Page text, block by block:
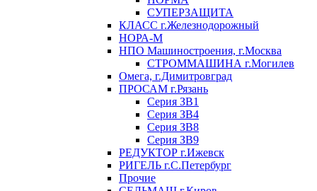
СУПЕРЗАЩИТА
КЛАСС г.Железнодорожный
НОРА-М
НПО Машиностроения, г.Москва
СТРОММАШИНА г.Могилев
Омега, г.Димитровград
ПРОСАМ г.Рязань
Серия ЗВ1
Серия ЗВ4
Серия ЗВ8
Серия ЗВ9
РЕДУКТОР г.Ижевск
РИГЕЛЬ г.С.Петербург
Прочие